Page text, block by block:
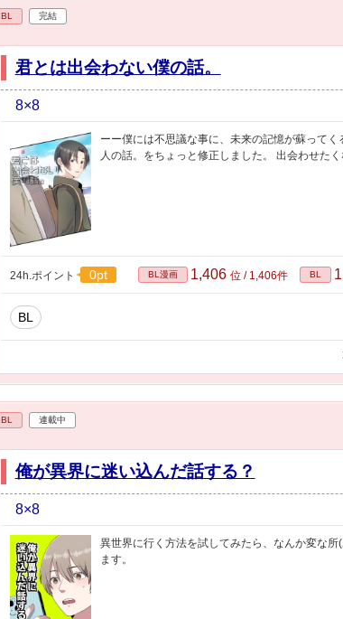
BL 完結
君とは出会わない僕の話。
8×8
ーー僕には不思議な事に、未来の記憶が蘇って
人の話。をちょっと修正しました。 出会わせたく
24h.ポイント 0pt BL漫画 1,406 位 / 1,406件 BL
BL
BL 連載中
俺が異界に迷い込んだ話する？
8×8
異世界に行く方法を試してみたら、なんか変な
ます。